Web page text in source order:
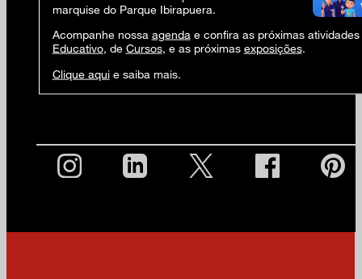
marquise do Parque Ibirapuera.
Acompanhe nossa agenda e confira as próximas atividades
Educativo, de Cursos, e as próximas exposições.
Clique aquie saiba mais.